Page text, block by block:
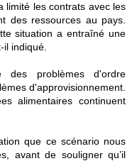
limité les contrats avec les
des ressources au pays.
situation a entraîné une
indiqué.
problèmes d'ordre
d'approvisionnement.
alimentaires continuent
que ce scénario nous
avant de souligner qu’il